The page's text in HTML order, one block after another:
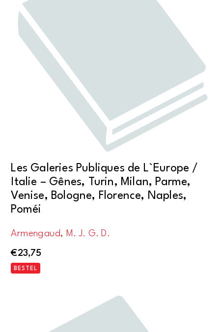
Les Galeries Publiques de L`Europe /
Italie – Gênes, Turin, Milan, Parme,
Venise, Bologne, Florence, Naples,
Poméi
Armengaud, M. J. G. D.
€23,75
BESTEL